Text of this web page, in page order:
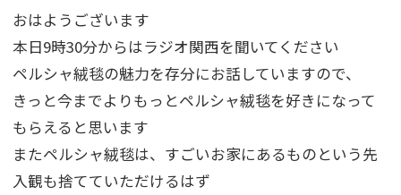
おはようございます
本日9時30分からはラジオ関西を聞いてください
ペルシャ絨毯の魅力を存分にお話していますので、
きっと今までよりもっとペルシャ絨毯を好きになって
もらえると思います
またペルシャ絨毯は、すごいお家にあるものという先
入観も捨てていただけるはず